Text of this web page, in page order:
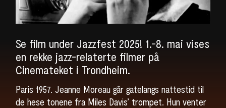
Se film under Jazzfest 2025! 1.-8. mai vises
en rekke jazz-relaterte filmer på
Cinemateket i Trondheim.
Paris 1957. Jeanne Moreau går gatelangs nattestid til
de hese tonene fra Miles Davis’ trompet. Hun venter